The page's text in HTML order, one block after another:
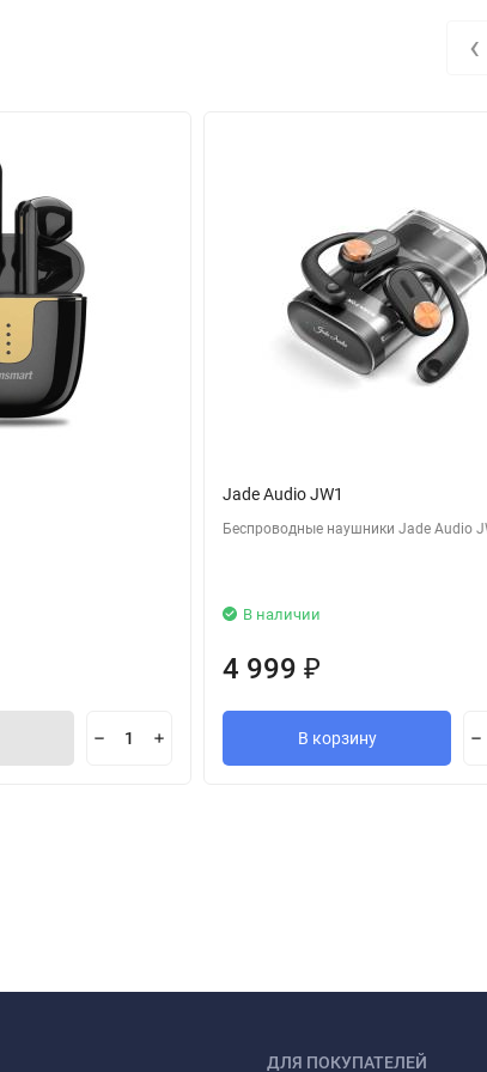
Jade Audio JW1
Беспроводные наушники Jade Audio
В наличии
4 999₽
В корзину
‹
ДЛЯ ПОКУПАТЕЛЕЙ